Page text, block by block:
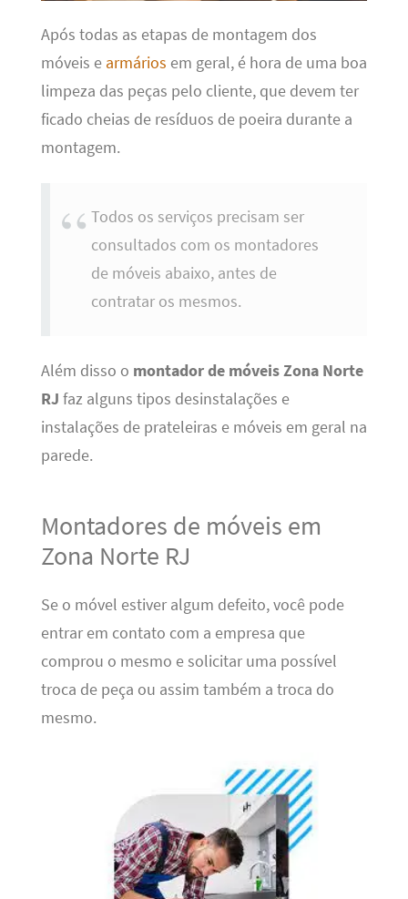
Após todas as etapas de montagem dos
móveis e armários em geral, é hora de uma boa
limpeza das peças pelo cliente, que devem ter
ficado cheias de resíduos de poeira durante a
montagem.
Todos os serviços precisam ser
consultados com os montadores
de móveis abaixo, antes de
contratar os mesmos.
Além disso o montador de móveis Zona Norte
RJ faz alguns tipos desinstalações e
instalações de prateleiras e móveis em geral na
parede.
Montadores de móveis em
Zona Norte RJ
Se o móvel estiver algum defeito, você pode
entrar em contato com a empresa que
comprou o mesmo e solicitar uma possível
troca de peça ou assim também a troca do
mesmo.